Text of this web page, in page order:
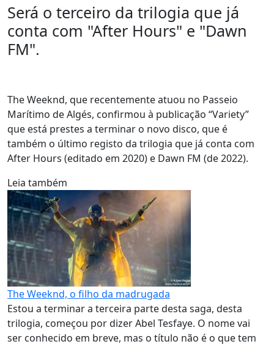
Será o terceiro da trilogia que já
conta com "After Hours" e "Dawn
FM".
The Weeknd, que recentemente atuou no Passeio
Marítimo de Algés, confirmou à publicação “Variety”
que está prestes a terminar o novo disco, que é
também o último registo da trilogia que já conta com
After Hours (editado em 2020) e Dawn FM (de 2022).
Leia também
The Weeknd, o filho da madrugada
Estou a terminar a terceira parte desta saga, desta
trilogia, começou por dizer Abel Tesfaye. O nome vai
ser conhecido em breve, mas o título não é o que tem